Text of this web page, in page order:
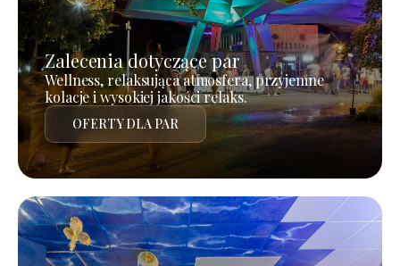
Zalecenia dotyczące par
Wellness, relaksująca atmosfera, przyjemne
kolacje i wysokiej jakości relaks.
OFERTY DLA PAR